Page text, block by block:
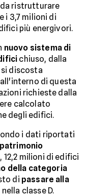
da ristrutturare
i 3,7 milioni di
più energivori.
nuovo sistema di
chiuso, dalla
si discosta
di questa
richieste dalla
calcolato
degli edifici.
i dati riportati
12,2 milioni di edifici
della categoria
di passare alla
classe D.